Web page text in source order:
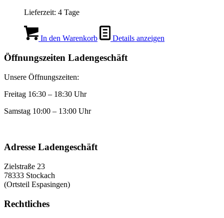
Lieferzeit: 4 Tage
In den Warenkorb Details anzeigen
Öffnungszeiten Ladengeschäft
Unsere Öffnungszeiten:
Freitag 16:30 – 18:30 Uhr
Samstag 10:00 – 13:00 Uhr
Adresse Ladengeschäft
Zielstraße 23
78333 Stockach
(Ortsteil Espasingen)
Rechtliches